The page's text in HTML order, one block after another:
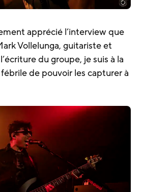
apprécié l’interview que
Vollelunga, guitariste et
du groupe, je suis à la
de pouvoir les capturer à